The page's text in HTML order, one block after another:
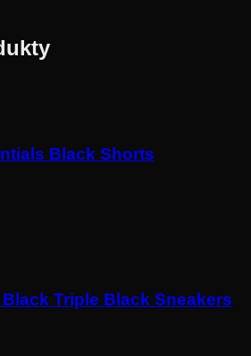
Black Shorts
Triple Black Sneakers